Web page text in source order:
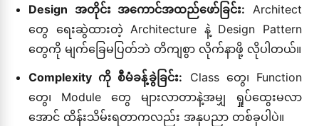
Design အတိုင်း အကောင်အထည်ဖော်ခြင်း: Architect
တွေ ရေးဆွဲထားတဲ့ Architecture နဲ့ Design Pattern
တွေကို မျက်ခြေမပြတ်ဘဲ တိကျစွာ လိုက်နာဖို့ လိုပါတယ်။
Complexity ကို စီမံခန့်ခွဲခြင်း: Class တွေ၊ Function
တွေ၊ Module တွေ များလာတာနဲ့အမျှ ရှုပ်ထွေးမလာ
အောင် ထိန်းသိမ်းရတာကလည်း အနုပညာ တစ်ခုပါပဲ။